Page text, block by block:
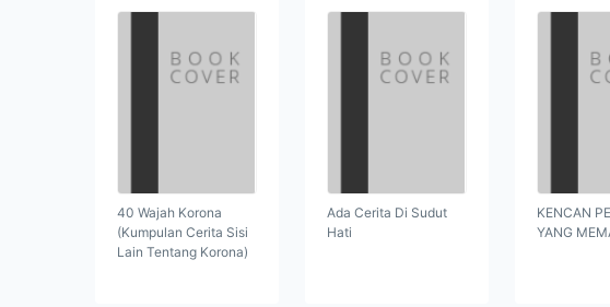
40 Wajah Korona
(Kumpulan Cerita Sisi
Lain Tentang Korona)
Ada Cerita Di Sudut
Hati
KENCAN
YANG